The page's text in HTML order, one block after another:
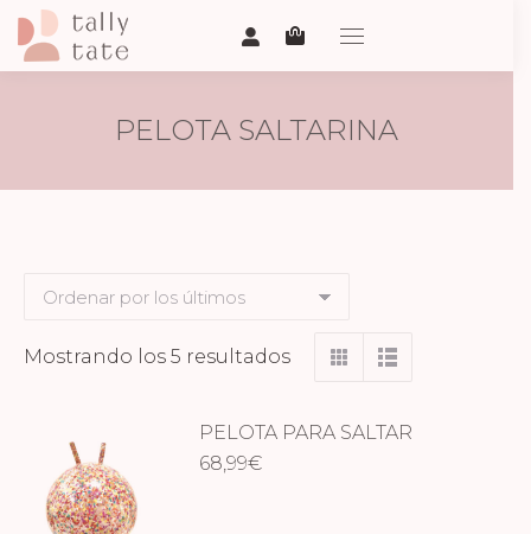
PELOTA SALTARINA
Mostrando los 5 resultadosOrdenado
los
PELOTA PARA SALTAR
CONFETI
68,99€